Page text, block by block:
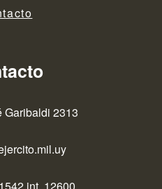
Garibaldi 2313
int. 12600